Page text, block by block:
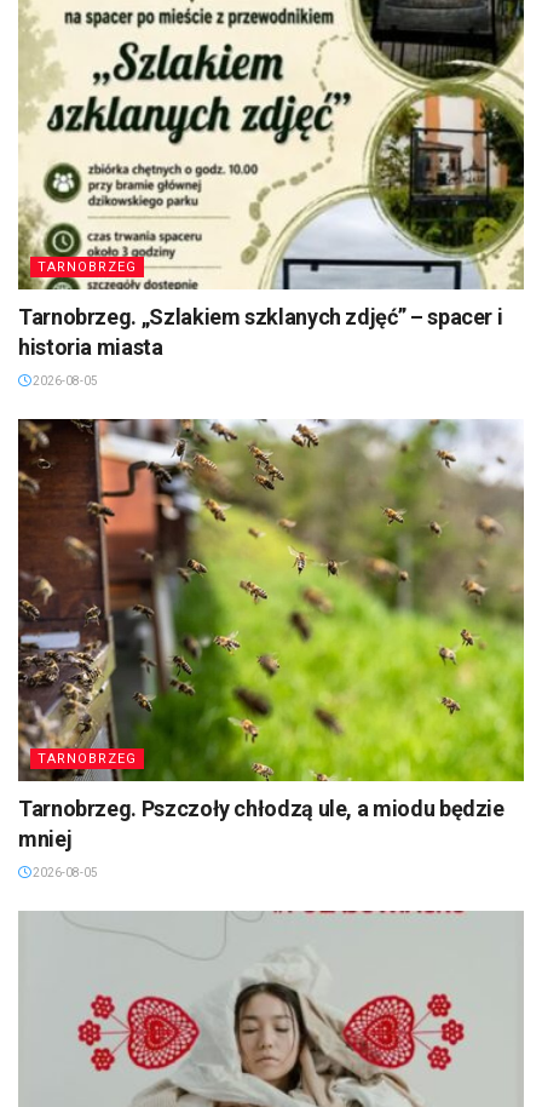
TARNOBRZEG
Tarnobrzeg. „Szlakiem szklanych zdjęć” – spacer i
historia miasta
2026-08-05
TARNOBRZEG
Tarnobrzeg. Pszczoły chłodzą ule, a miodu będzie
mniej
2026-08-05